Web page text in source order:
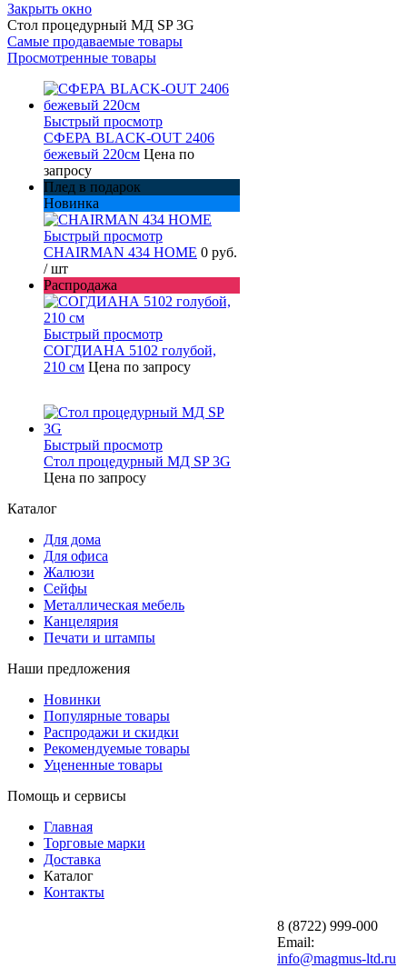
Закрыть окно
Стол процедурный МД SP 3G
Самые продаваемые товары
Просмотренные товары
Быстрый просмотр
СФЕРА BLACK-OUT 2406
бежевый 220см Цена по
запросу
Плед в подарок
Новинка
Быстрый просмотр
CHAIRMAN 434 HOME 0 руб.
/ шт
Распродажа
Быстрый просмотр
СОГДИАНА 5102 голубой,
210 см Цена по запросу
Быстрый просмотр
Стол процедурный МД SP 3G
Цена по запросу
Каталог
Для дома
Для офиса
Жалюзи
Сейфы
Металлическая мебель
Канцелярия
Печати и штампы
Наши предложения
Новинки
Популярные товары
Распродажи и скидки
Рекомендуемые товары
Уцененные товары
Помощь и сервисы
Главная
Торговые марки
Доставка
Каталог
Контакты
8 (8722) 999-000
Email:
info@magmus-ltd.ru